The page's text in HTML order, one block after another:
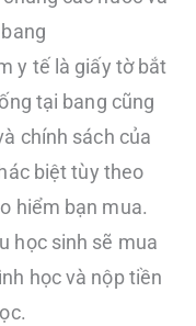
y tế là giấy tờ bắt
tại bang cũng
chính sách của
biệt tùy theo
hiểm bạn mua.
học sinh sẽ mua
học và nộp tiền